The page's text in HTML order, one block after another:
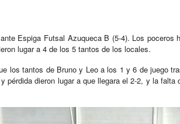
Espiga Futsal Azuqueca B (5-4). Los
lugar a 4 de los 5 tantos de los locales.
los tantos de Bruno y Leo a los 1 y 6 de juego
pérdida dieron lugar a que llegara el 2-2, y la